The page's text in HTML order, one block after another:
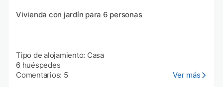
Vivienda con jardín para 6 personas
Tipo de alojamiento: Casa
6 huéspedes
Comentarios: 5
Ver más